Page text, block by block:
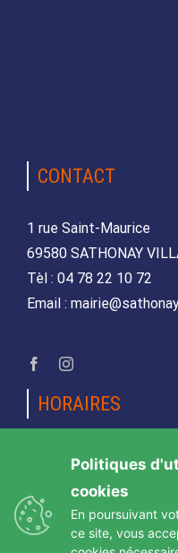
CONTACT
1 rue Saint-Maurice
69580 SATHONAY
Tèl : 04 78 22 10 72
Email :
HORAIRES
Lundi, mardi, jeudi et
de 08h30 à 12h00 et
Mercredi et samedi
de 08h30 12h00
Politiques
cookies
En poursuivant
ce site, vous